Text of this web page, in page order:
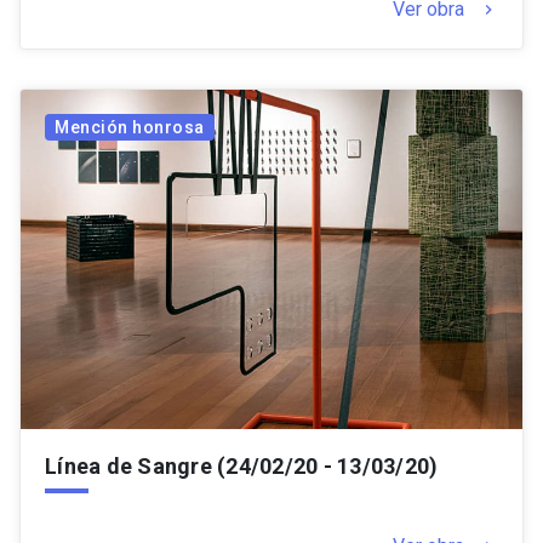
Ver obra keyboard_arrow_right
Mención honrosa
Línea de Sangre (24/02/20 - 13/03/20)